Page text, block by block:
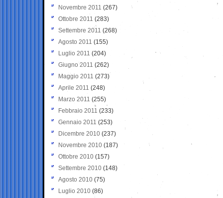
Novembre 2011 (267)
Ottobre 2011 (283)
Settembre 2011 (268)
Agosto 2011 (155)
Luglio 2011 (204)
Giugno 2011 (262)
Maggio 2011 (273)
Aprile 2011 (248)
Marzo 2011 (255)
Febbraio 2011 (233)
Gennaio 2011 (253)
Dicembre 2010 (237)
Novembre 2010 (187)
Ottobre 2010 (157)
Settembre 2010 (148)
Agosto 2010 (75)
Luglio 2010 (86)